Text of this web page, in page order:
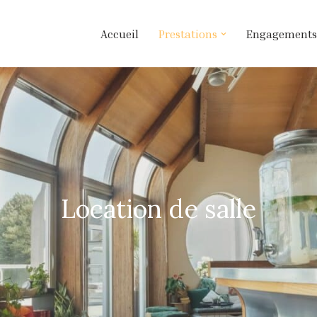
Accueil Prestations Engagements
Location de salle